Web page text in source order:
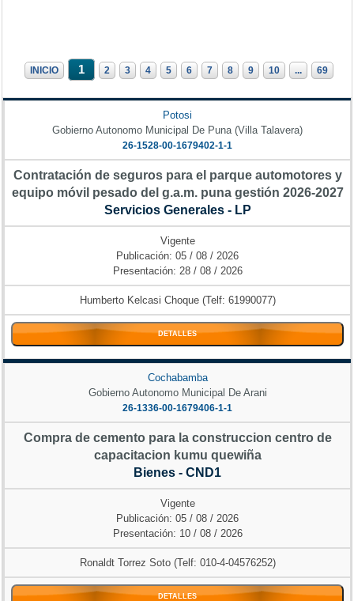
INICIO 1 2 3 4 5 6 7 8 9 10 ... 69
Potosi
Gobierno Autonomo Municipal De Puna (Villa Talavera)
26-1528-00-1679402-1-1
Contratación de seguros para el parque automotores y
equipo móvil pesado del g.a.m. puna gestión 2026-2027
Servicios Generales - LP
Vigente
Publicación: 05 / 08 / 2026
Presentación: 28 / 08 / 2026
Humberto Kelcasi Choque (Telf: 61990077)
DETALLES
Cochabamba
Gobierno Autonomo Municipal De Arani
26-1336-00-1679406-1-1
Compra de cemento para la construccion centro de
capacitacion kumu quewiña
Bienes - CND1
Vigente
Publicación: 05 / 08 / 2026
Presentación: 10 / 08 / 2026
Ronaldt Torrez Soto (Telf: 010-4-04576252)
DETALLES